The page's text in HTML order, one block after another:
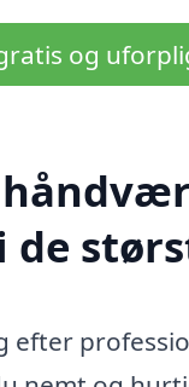
og
de
efter